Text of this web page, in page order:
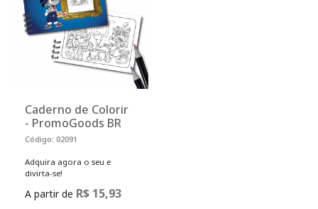
Caderno de Colorir
- PromoGoods BR
Código: 02091
Adquira agora o seu e
divirta-se!
A partir de R$ 15,93